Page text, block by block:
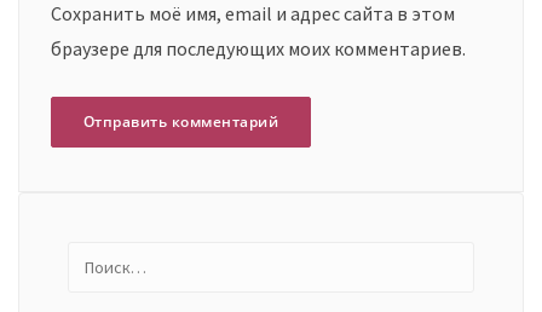
Сохранить моё имя, email и адрес сайта в этом
браузере для последующих моих комментариев.
Найти: